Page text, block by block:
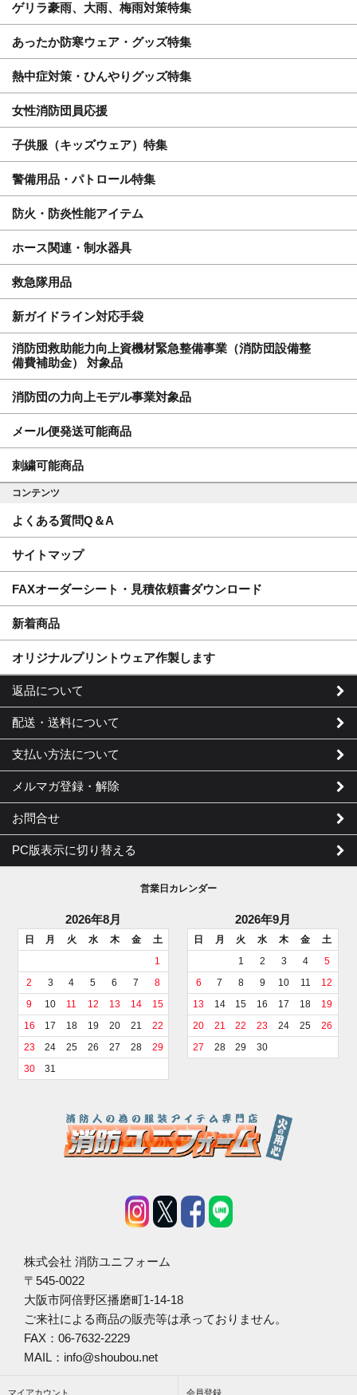
ゲリラ豪雨、大雨、梅雨対策特集
あったか防寒ウェア・グッズ特集
熱中症対策・ひんやりグッズ特集
女性消防団員応援
子供服（キッズウェア）特集
警備用品・パトロール特集
防火・防炎性能アイテム
ホース関連・制水器具
救急隊用品
新ガイドライン対応手袋
消防団救助能力向上資機材緊急整備事業（消防団設備整
備費補助金） 対象品
消防団の力向上モデル事業対象品
メール便発送可能商品
刺繍可能商品
コンテンツ
よくある質問Q＆A
サイトマップ
FAXオーダーシート・見積依頼書ダウンロード
新着商品
オリジナルプリントウェア作製します
返品について
配送・送料について
支払い方法について
メルマガ登録・解除
お問合せ
PC版表示に切り替える
営業日カレンダー
2026年8月
日 月 火 水 木 金
土
1
2
3 4 5 6 7
8
9
10 11 12 13 14
15
16
17 18 19 20 21
22
23
24 25 26 27 28
29
30
31
2026年9月
日 月 火 水 木 金
土
1
2 3 4
5
6
7 8 9 10 11
12
13
14 15 16 17 18
19
20
21 22 23 24 25
26
27
28 29 30
株式会社 消防ユニフォーム
〒545-0022
大阪市阿倍野区播磨町1-14-18
ご来社による商品の販売等は承っておりません。
FAX：06-7632-2229
MAIL：info@shoubou.net
マイアカウント 会員登録